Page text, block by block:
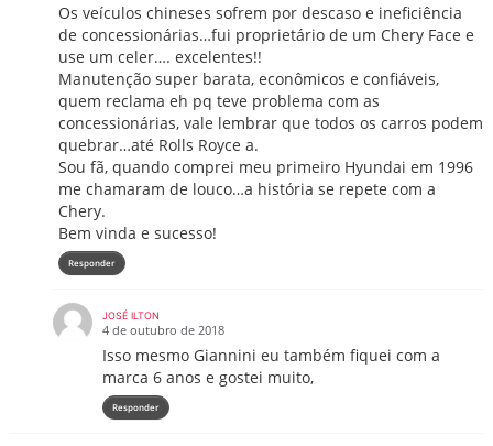
Os veículos chineses sofrem por descaso e ineficiência
de concessionárias…fui proprietário de um Chery Face e
use um celer…. excelentes!!
Manutenção super barata, econômicos e confiáveis,
quem reclama eh pq teve problema com as
concessionárias, vale lembrar que todos os carros podem
quebrar…até Rolls Royce a.
Sou fã, quando comprei meu primeiro Hyundai em 1996
me chamaram de louco…a história se repete com a
Chery.
Bem vinda e sucesso!
Responder
JOSÉ ILTON
4 de outubro de 2018
Isso mesmo Giannini eu também fiquei com a
marca 6 anos e gostei muito,
Responder